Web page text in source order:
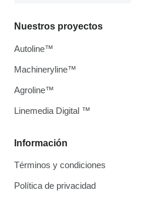
Información
Términos y condiciones
Política de privacidad
Nuestros proyectos
Autoline™
Machineryline™
Agroline™
Linemedia Digital ™